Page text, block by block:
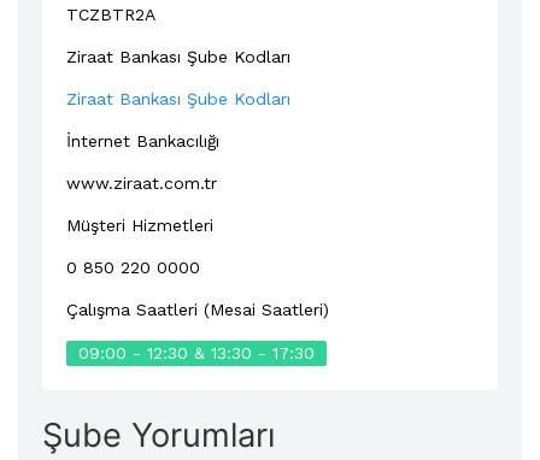
TCZBTR2A
Ziraat Bankası Şube Kodları
Ziraat Bankası Şube Kodları
İnternet Bankacılığı
www.ziraat.com.tr
Müşteri Hizmetleri
0 850 220 0000
Çalışma Saatleri (Mesai Saatleri)
09:00 - 12:30 & 13:30 - 17:30
Şube Yorumları